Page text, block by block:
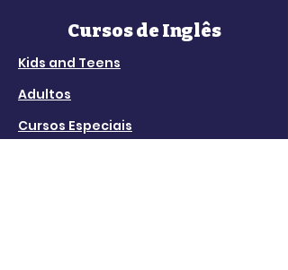
Cursos de Inglês
Kids and Teens
Adultos
Cursos Especiais